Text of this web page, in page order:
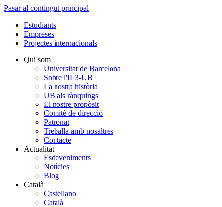
Pasar al contingut principal
Estudiants
Empreses
Projectes internacionals
Qui som
Universitat de Barcelona
Sobre l'IL3-UB
La nostra història
UB als rànquings
El nostre propòsit
Comitè de direcció
Patronat
Treballa amb nosaltres
Contacte
Actualitat
Esdeveniments
Notícies
Blog
Català
Castellano
Català